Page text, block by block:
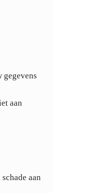
gegevens
aan
aan